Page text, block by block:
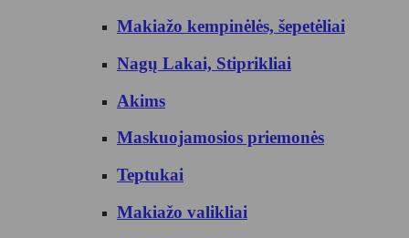
Makiažo kempinėlės, šepetėliai
Nagų Lakai, Stiprikliai
Akims
Maskuojamosios priemonės
Teptukai
Makiažo valikliai